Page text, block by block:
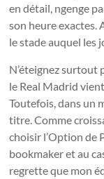
en détail, ngenge
son heure exactes.
le stade auquel les
N’éteignez surtout
le Real Madrid
Toutefois, dans un
titre. Comme
choisir l’Option de
bookmaker et au
regrette que mon